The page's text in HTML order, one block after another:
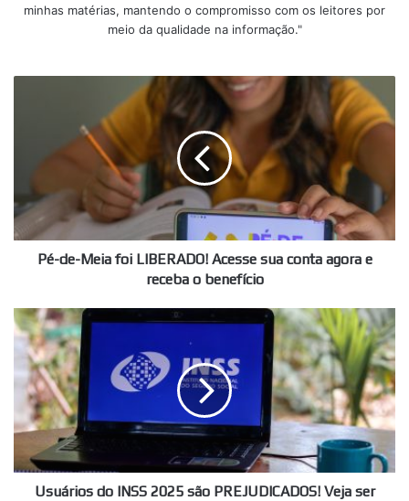
minhas matérias, mantendo o compromisso com os leitores por
meio da qualidade na informação."
sua
conta
agora
benefício
Pé-de-Meia foi LIBERADO! Acesse sua conta agora e
receba o benefício
Usuários
do
INSS
2025
são
PREJUDICADOS!
Veja
você
Usuários do INSS 2025 são PREJUDICADOS! Veja ser